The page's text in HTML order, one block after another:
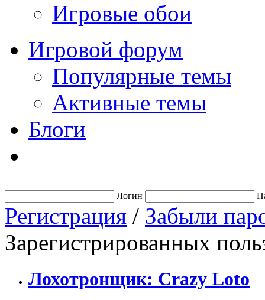
Игровые обои
Игровой форум
Популярные темы
Активные темы
Блоги
Логин
Регистрация / Забыли
Зарегистрированных
Лохотронщик: Crazy Loto